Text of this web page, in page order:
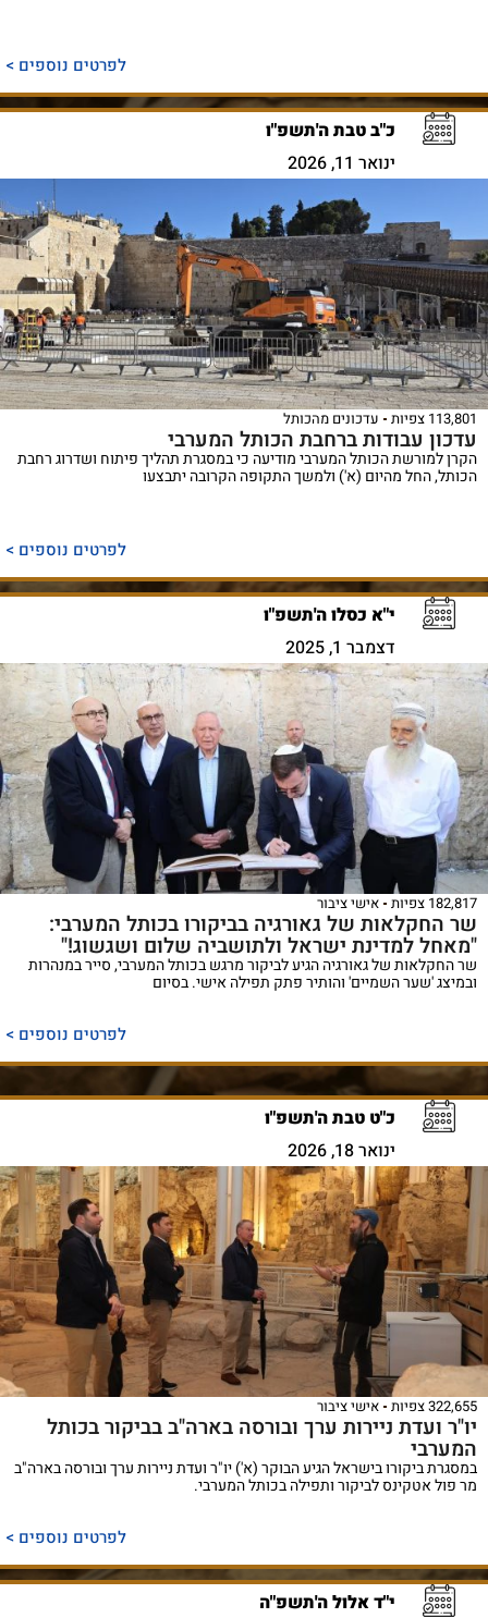
לפרטים נוספים >
כ"ב טבת ה'תשפ"ו
ינואר 11, 2026
113,801 צפיות עדכונים מהכותל
עדכון עבודות ברחבת הכותל המערבי
הקרן למורשת הכותל המערבי מודיעה כי במסגרת תהליך פיתוח ושדרוג רחבת
הכותל, החל מהיום (א') ולמשך התקופה הקרובה יתבצעו
לפרטים נוספים >
י"א כסלו ה'תשפ"ו
דצמבר 1, 2025
182,817 צפיות אישי ציבור
שר החקלאות של גאורגיה בביקורו בכותל המערבי:
"מאחל למדינת ישראל ולתושביה שלום ושגשוג!"
שר החקלאות של גאורגיה הגיע לביקור מרגש בכותל המערבי, סייר במנהרות
ובמיצג 'שער השמיים' והותיר פתק תפילה אישי. בסיום
לפרטים נוספים >
כ"ט טבת ה'תשפ"ו
ינואר 18, 2026
322,655 צפיות אישי ציבור
יו"ר ועדת ניירות ערך ובורסה בארה"ב בביקור בכותל
המערבי
במסגרת ביקורו בישראל הגיע הבוקר (א') יו"ר ועדת ניירות ערך ובורסה בארה"ב
מר פול אטקינס לביקור ותפילה בכותל המערבי.
לפרטים נוספים >
י"ד אלול ה'תשפ"ה